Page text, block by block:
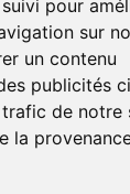
pour
sur
un contenu
publicités
de notre
la
Mini